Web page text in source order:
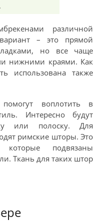
различной
– это прямой
но все чаще
нижними краями. Как
использована также
воплотить в
Интересно будут
или полоску. Для
римские шторы. Это
подвязаны
Ткань для таких штор